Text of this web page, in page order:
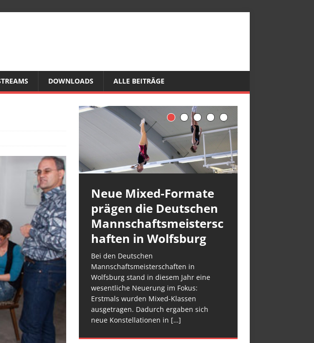
DOWNLOADS ALLE BEITRÄGE
Neue Mixed-Formate
prägen die Deutschen
Mannschaftsmeistersc
haften in Wolfsburg
Bei den Deutschen
Mannschaftsmeisterschaften in
Wolfsburg stand in diesem Jahr eine
wesentliche Neuerung im Fokus:
Erstmals wurden Mixed-Klassen
ausgetragen. Dadurch ergaben sich
neue Konstellationen in […]